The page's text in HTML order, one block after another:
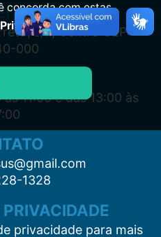
s/n, Centro CEP:
000
11:00 e das 13:00 às
1328
privacidade para mais
concorda com estas